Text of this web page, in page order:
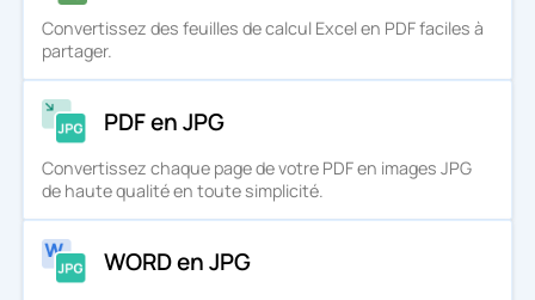
Convertissez des feuilles de calcul Excel en PDF faciles à
partager.
PDF en JPG
Convertissez chaque page de votre PDF en images JPG
de haute qualité en toute simplicité.
WORD en JPG